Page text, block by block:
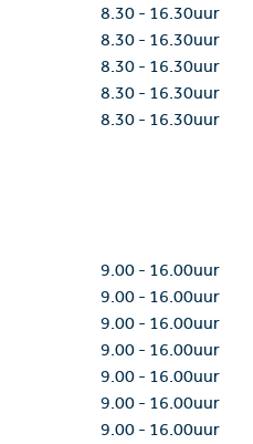
8.30 - 16.30uur
8.30 - 16.30uur
8.30 - 16.30uur
8.30 - 16.30uur
8.30 - 16.30uur
9.00 - 16.00uur
9.00 - 16.00uur
9.00 - 16.00uur
9.00 - 16.00uur
9.00 - 16.00uur
9.00 - 16.00uur
9.00 - 16.00uur